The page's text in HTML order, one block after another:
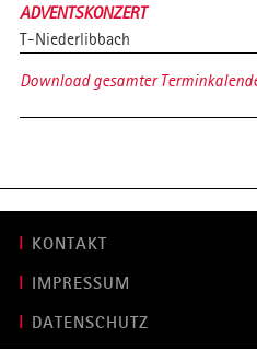
ADVENTSKONZERT
T-Niederlibbach
Download gesamter
KONTAKT
IMPRESSUM
DATENSCHUTZ